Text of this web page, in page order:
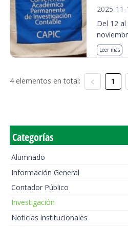
2025-
Del 12 al
Leer más
4 elementos en total: 1
Categorías
Alumnado
Información General
Contador Público
Investigación
Noticias institucionales